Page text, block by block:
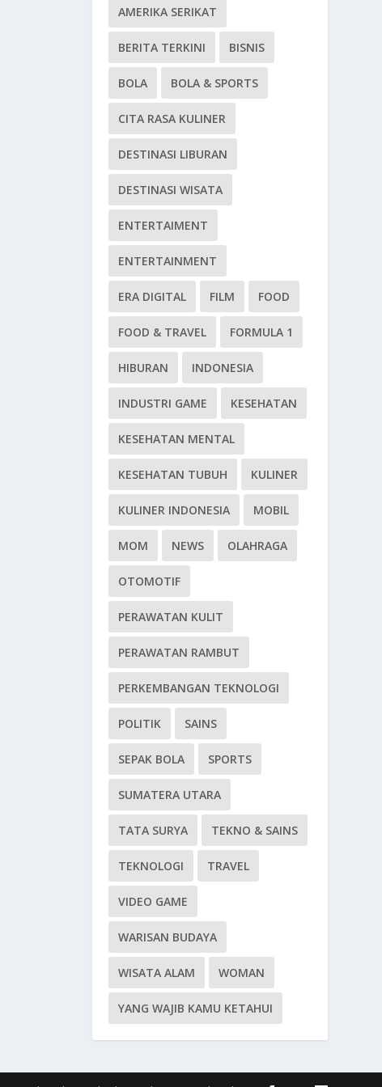
AMERIKA SERIKAT
BERITA TERKINI BISNIS
BOLA BOLA & SPORTS
CITA RASA KULINER
DESTINASI LIBURAN
DESTINASI WISATA
ENTERTAIMENT
ENTERTAINMENT
ERA DIGITAL FILM FOOD
FOOD & TRAVEL FORMULA 1
HIBURAN INDONESIA
INDUSTRI GAME KESEHATAN
KESEHATAN MENTAL
KESEHATAN TUBUH KULINER
KULINER INDONESIA MOBIL
MOM NEWS OLAHRAGA
OTOMOTIF
PERAWATAN KULIT
PERAWATAN RAMBUT
PERKEMBANGAN TEKNOLOGI
POLITIK SAINS
SEPAK BOLA SPORTS
SUMATERA UTARA
TATA SURYA TEKNO & SAINS
TEKNOLOGI TRAVEL
VIDEO GAME
WARISAN BUDAYA
WISATA ALAM WOMAN
YANG WAJIB KAMU KETAHUI